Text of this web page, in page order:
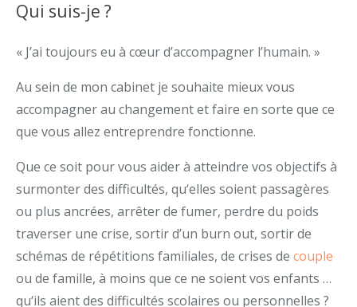
Qui suis-je ?
« J’ai toujours eu à cœur d’accompagner l’humain. »
Au sein de mon cabinet je souhaite mieux vous
accompagner au changement et faire en sorte que ce
que vous allez entreprendre fonctionne.
Que ce soit pour vous aider à atteindre vos objectifs à
surmonter des difficultés, qu‘elles soient passagères
ou plus ancrées, arrêter de fumer, perdre du poids
traverser une crise, sortir d’un burn out, sortir de
schémas de répétitions familiales, de crises de couple
ou de famille, à moins que ce ne soient vos enfants …
qu‘ils aient des difficultés scolaires ou personnelles ?